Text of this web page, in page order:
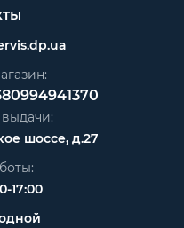
шоссе, д.27
17:00